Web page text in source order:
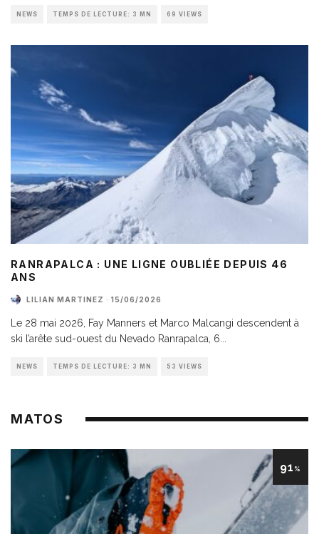
NEWS TEMPS DE LECTURE: 3 MN 69 VIEWS
RANRAPALCA : UNE LIGNE OUBLIÉE DEPUIS 46
ANS
LILIAN MARTINEZ · 15/06/2026
Le 28 mai 2026, Fay Manners et Marco Malcangi descendent à
ski l’arête sud-ouest du Nevado Ranrapalca, 6
NEWS TEMPS DE LECTURE: 3 MN 53 VIEWS
MATOS
91 %